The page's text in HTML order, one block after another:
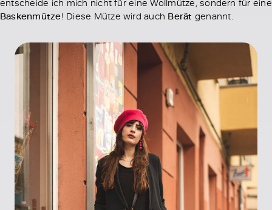
Baskenmütze! Diese Mütze wird auch Berät genannt.